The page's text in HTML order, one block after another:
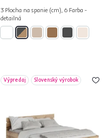
3 Plocha na spanie (cm), 6 Farba -
detailná
Výpredaj Slovenský výrobok